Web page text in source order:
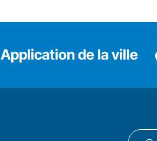
Application de la ville